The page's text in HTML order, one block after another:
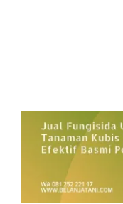
View
Larger